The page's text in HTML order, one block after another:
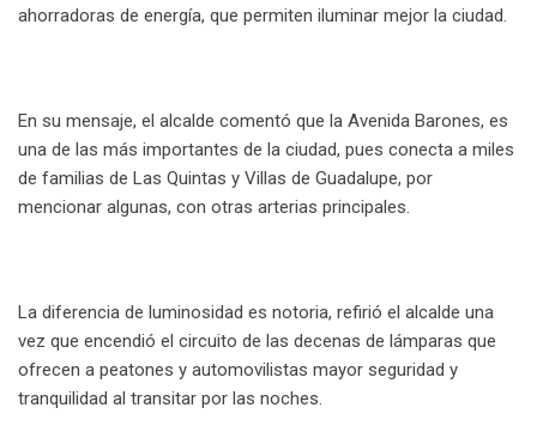
ahorradoras de energía, que permiten iluminar mejor la ciudad.
En su mensaje, el alcalde comentó que la Avenida Barones, es
una de las más importantes de la ciudad, pues conecta a miles
de familias de Las Quintas y Villas de Guadalupe, por
mencionar algunas, con otras arterias principales.
La diferencia de luminosidad es notoria, refirió el alcalde una
vez que encendió el circuito de las decenas de lámparas que
ofrecen a peatones y automovilistas mayor seguridad y
tranquilidad al transitar por las noches.